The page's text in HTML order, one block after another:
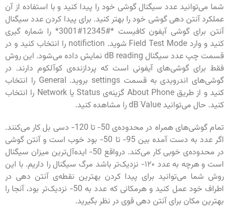
شما می‌توانید عدد سیگنال گوشی خود را پیدا کنید و با استفاده از آن
عملکرد آنتن دهی گوشی خود را بهتر کنید. برای پیدا کردن عدد سیگنال
آنتن برای گوشی آیفون کافیست *#12345#3001* را شماره گیری
کنید و وارد Field Test Mode شوید. notifiction را انتخاب کنید و در
قسمت چپ عدد سیگنال dB reading نمایش داده می‌شود. این روش
فقط برای گوشی‌های آیفونی است که پردازنده‌ی کوآلکوم دارند. در
گوشی‌های اندرویدی به قسمت settings بروید. General را انتخاب
کنید و از طریق About Phone گزینه‌ی Status یا Network را انتخاب
کنید. حال می‌توانید dB Value را مشاهده کنید.
تمام گوشی‌های همراه در محدوده‌ی 50- تا 120- دسی بل کار می‌کنند‌.
اگر عدد به دست آمده بین 95- تا 50- بود خوب است و آنتن گوشی
در محدوده‌ی خوبی کار می‌کند. درواقع 50- ایده‌آل‌ترین میزان سیگنال
است و هرچه به عدد ۱۲۰- نزدیک‌تر باشد مرگ سیگنال را داریم. با این
روش شما می‌توانید برای پیدا کردن بهترین نقطه‌ی آنتن دهی در
اطراف خود عمل کنید و هرمکانی که عدد به 50- نزدیک‌تر بود، آنجا را
بهترین مکان برای آنتن دهی قوی در نظر بگیرید.